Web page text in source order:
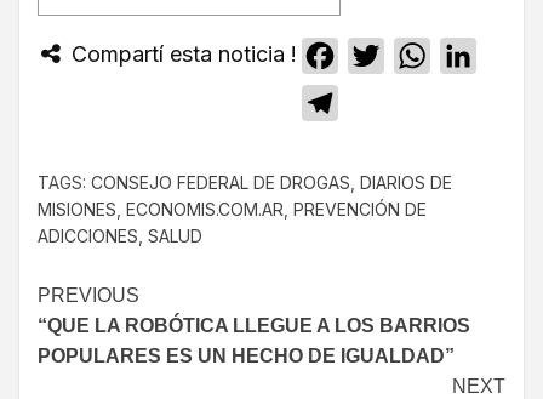
Compartí esta noticia ! Facebook
TwitterWhatsApp
TAGS: CONSEJO FEDERAL DE DROGAS DIARIOS DE
MISIONES ECONOMIS.COM.AR PREVENCIÓN DE
ADICCIONES SALUD
PREVIOUS
“QUE LA ROBÓTICA LLEGUE A LOS BARRIOS
POPULARES ES UN HECHO DE IGUALDAD”
NEXT